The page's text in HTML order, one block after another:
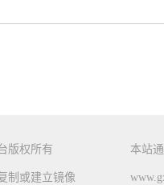
版权所有
制或建立镜像
本站